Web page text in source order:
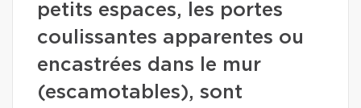
petits espaces, les portes
coulissantes apparentes ou
encastrées dans le mur
(escamotables), sont